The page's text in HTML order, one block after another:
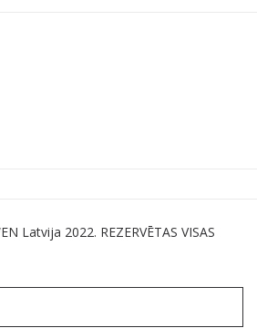
Latvija 2022. REZERVĒTAS VISAS